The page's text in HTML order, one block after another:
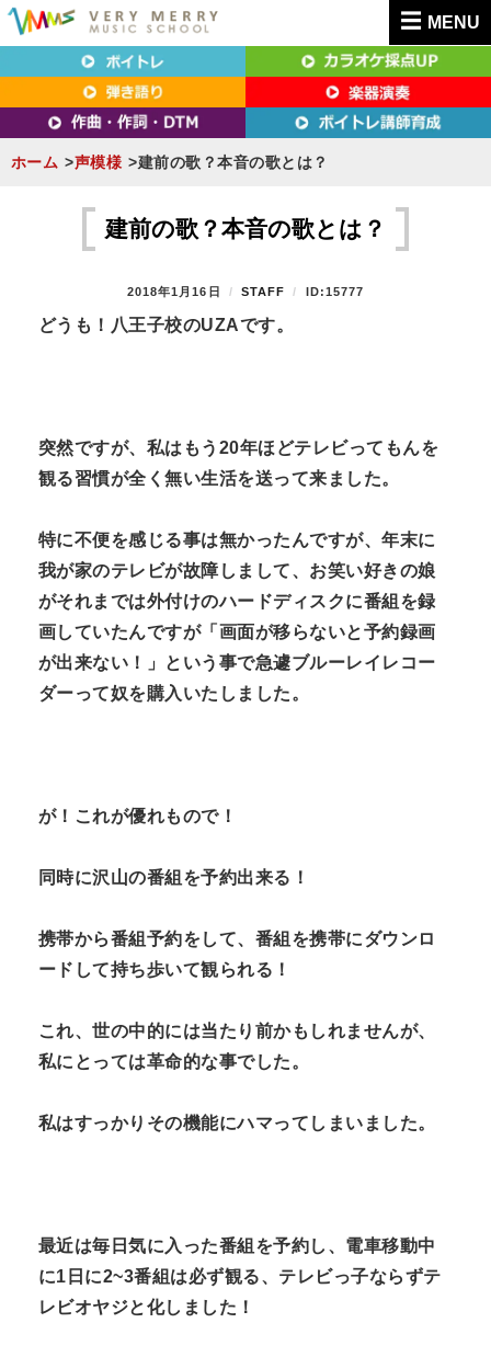
MENU
東京（新宿・八王子）・横浜・名古屋・京都で
「本気」になれるボイトレ教室｜VERY MERRY
MUSIC SCHOOL（ベリーメリー）
東京（新宿・八王子）・横浜・名古屋・京都で「本気」になれるボイトレ教室｜
VERY MERRY MUSIC SCHOOL（ベリーメリー）
ホーム 声模様 建前の歌？本音の歌とは？
建前の歌？本音の歌とは？
P
S
N
2018年1月16日
B
STAFF ID:15777
どうも！八王子校のUZAです。
突然ですが、私はもう20年ほどテレビってもんを
観る習慣が全く無い生活を送って来ました。
特に不便を感じる事は無かったんですが、年末に
我が家のテレビが故障しまして、お笑い好きの娘
がそれまでは外付けのハードディスクに番組を録
画していたんですが「画面が移らないと予約録画
が出来ない！」という事で急遽ブルーレイレコー
ダーって奴を購入いたしました。
が！これが優れもので！
同時に沢山の番組を予約出来る！
携帯から番組予約をして、番組を携帯にダウンロ
ードして持ち歩いて観られる！
これ、世の中的には当たり前かもしれませんが、
私にとっては革命的な事でした。
私はすっかりその機能にハマってしまいました。
最近は毎日気に入った番組を予約し、電車移動中
に1日に2~3番組は必ず観る、テレビっ子ならずテ
レビオヤジと化しました！